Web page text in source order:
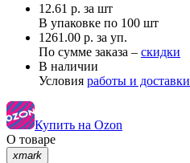
12.61 р. за шт
В упаковке по 100 шт
1261.00 р. за уп.
По сумме заказа – скидки
В наличии
Условия работы и доставки
Купить на Ozon
О товаре
xmark